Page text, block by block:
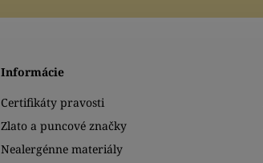
Informácie
Certifikáty pravosti
Zlato a puncové značky
Nealergénne materiály